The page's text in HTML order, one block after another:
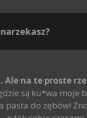
Ale na te proste
są ku*wa moje
pasta do zębów!